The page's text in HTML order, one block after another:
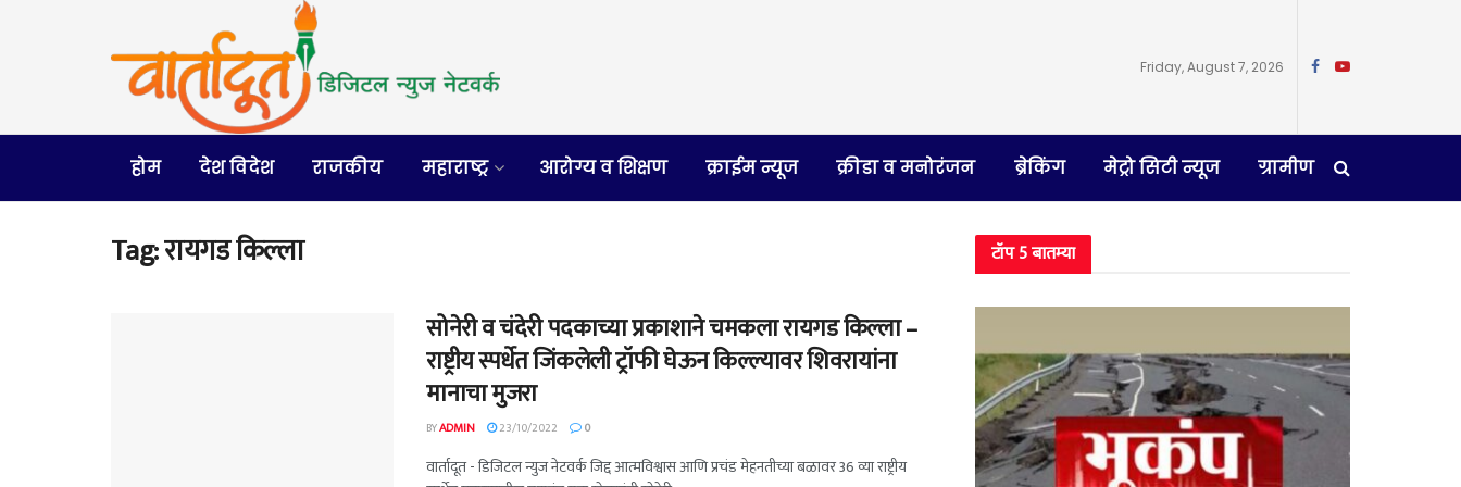
Friday, August 7, 2026
होम देश विदेश राजकीय महाराष्ट्र आरोग्य व शिक्षण क्राईम न्यूज क्रीडा व मनोरंजन ब्रेकिंग मेट्रो सिटी न्यूज ग्रामीण
Tag:रायगड किल्ला
सोनेरी व चंदेरी पदकाच्या प्रकाशाने चमकला रायगड किल्ला –
राष्ट्रीय स्पर्धेत जिंकलेली ट्रॉफी घेऊन किल्ल्यावर शिवरायांना
मानाचा मुजरा
BYADMIN 23/10/2022 0
वार्तादूत - डिजिटल न्युज नेटवर्क जिद्द आत्मविश्वास आणि प्रचंड मेहनतीच्या बळावर 36 व्या राष्ट्रीय
टॉप 5 बातम्या